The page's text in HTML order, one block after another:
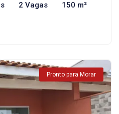
2 Vagas 150 m²
Pronto para Morar